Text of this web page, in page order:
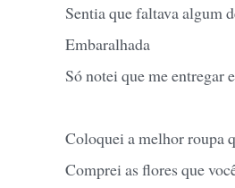
Sentia que faltava algum
Embaralhada
Só notei que me entregar
Coloquei a melhor roupa
Comprei as flores que